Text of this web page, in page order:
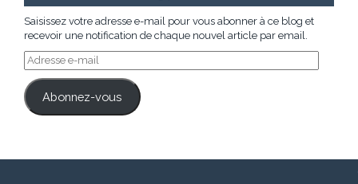
Saisissez votre adresse e-mail pour vous abonner à ce blog et
recevoir une notification de chaque nouvel article par email.
Adresse
e-
mail
Abonnez-vous